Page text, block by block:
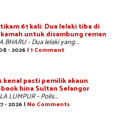
61 kali: Dua lelaki tiba di
untuk disambung reman
BHARU - Dua lelaki yang...
- 2026 | 1 Comment
kenal pasti pemilik akaun
hina Sultan Selangor
LUMPUR – Polis...
- 2026 | No Comments